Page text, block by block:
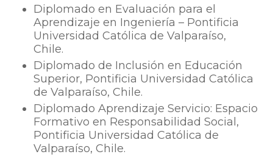
Diplomado en Evaluación para el
Aprendizaje en Ingeniería – Pontificia
Universidad Católica de Valparaíso,
Chile.
Diplomado de Inclusión en Educación
Superior, Pontificia Universidad Católica
de Valparaíso, Chile.
Diplomado Aprendizaje Servicio: Espacio
Formativo en Responsabilidad Social,
Pontificia Universidad Católica de
Valparaíso, Chile.